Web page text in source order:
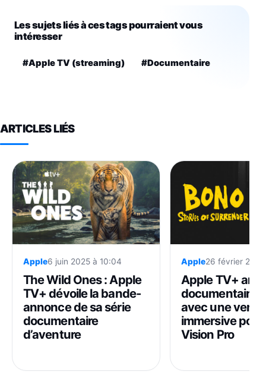
Les sujets liés à ces tags pourraient vous
intéresser
#Apple TV (streaming) #Documentaire
ARTICLES LIÉS
Apple6 juin 2025 à 10:04
The Wild Ones : Apple
TV+ dévoile la bande-
annonce de sa série
documentaire
d’aventure
Apple26 février 2025
Apple TV+
documentaire
avec une
immersive pour
Vision Pro